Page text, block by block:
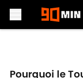
Pourquoi le